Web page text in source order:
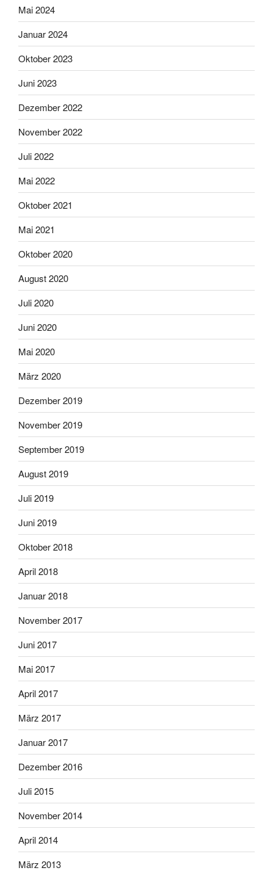
Mai 2024
Januar 2024
Oktober 2023
Juni 2023
Dezember 2022
November 2022
Juli 2022
Mai 2022
Oktober 2021
Mai 2021
Oktober 2020
August 2020
Juli 2020
Juni 2020
Mai 2020
März 2020
Dezember 2019
November 2019
September 2019
August 2019
Juli 2019
Juni 2019
Oktober 2018
April 2018
Januar 2018
November 2017
Juni 2017
Mai 2017
April 2017
März 2017
Januar 2017
Dezember 2016
Juli 2015
November 2014
April 2014
März 2013